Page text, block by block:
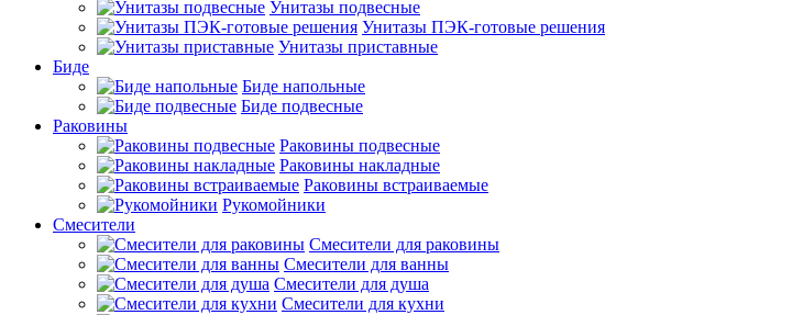
Унитазы подвесные
Унитазы ПЭК-готовые решения
Унитазы приставные
Биде
Биде напольные
Биде подвесные
Раковины
Раковины подвесные
Раковины накладные
Раковины встраиваемые
Рукомойники
Смесители
Смесители для раковины
Смесители для ванны
Смесители для душа
Смесители для кухни